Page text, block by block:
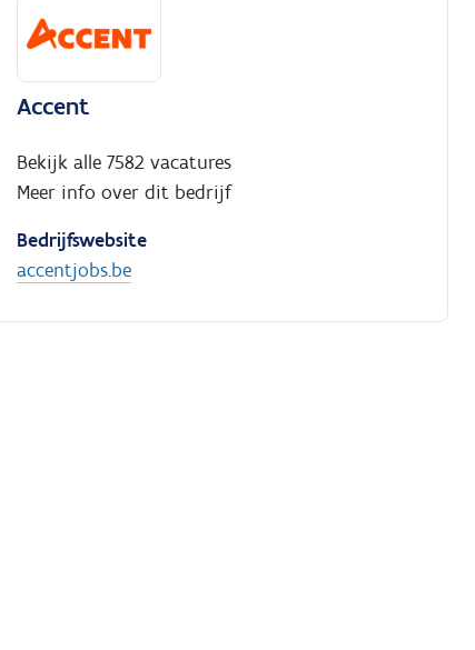
Accent
Bekijk alle 7582 vacatures
Meer info over dit bedrijf
Bedrijfswebsite
accentjobs.be